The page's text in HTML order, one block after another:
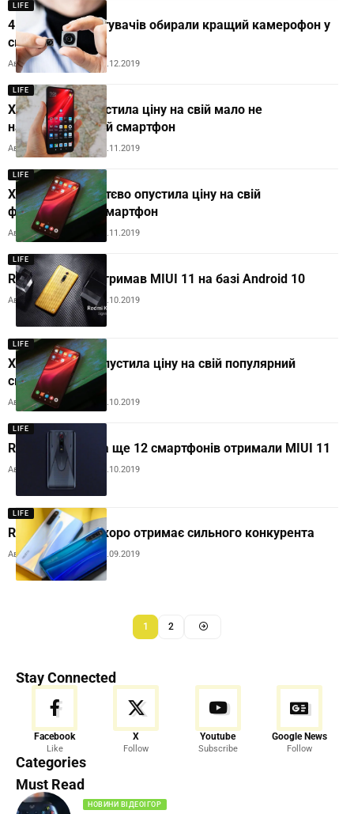
LIFE
4 000 000 користувачів обирали кращий камерофон у
світі
Автор:Andrew Orobets 17.12.2019
LIFE
Xiaomi різко опустила ціну на свій мало не
найпопулярніший смартфон
Автор: Andrew Orobets11.11.2019
LIFE
Xiaomi дуже суттєво опустила ціну на свій
флагманський смартфон
Автор:Andrew Orobets 01.11.2019
LIFE
Redmi K20 Pro отримав MIUI 11 на базі Android 10
Автор: Andrew Orobets30.10.2019
LIFE
Xiaomi сильно опустила ціну на свій популярний
смартфон
Автор:Andrew Orobets 20.10.2019
LIFE
Redmi K20 Pro та ще 12 смартфонів отримали MIUI 11
Автор: Andrew Orobets 18.10.2019
LIFE
Redmi K20 Pro скоро отримає сильного конкурента
Автор:Andrew Orobets27.09.2019
1 2
Stay Connected
Facebook
Like
X
Follow
Youtube
Subscribe
Google News
Follow
Categories
Must Read
НОВИНИ ВІДЕОІГОР